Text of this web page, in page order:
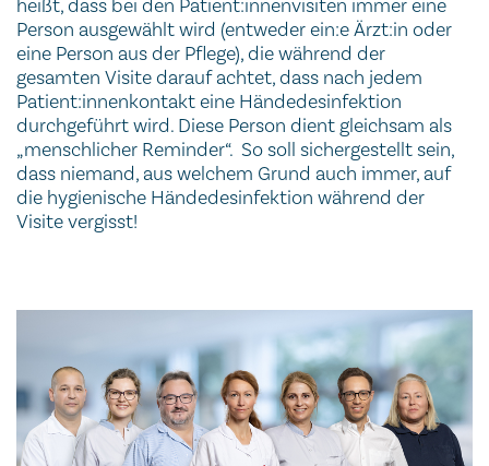
heißt, dass bei den Patient:innenvisiten immer eine
Person ausgewählt wird (entweder ein:e Ärzt:in oder
eine Person aus der Pflege), die während der
gesamten Visite darauf achtet, dass nach jedem
Patient:innenkontakt eine Händedesinfektion
durchgeführt wird. Diese Person dient gleichsam als
„menschlicher Reminder“. So soll sichergestellt sein,
dass niemand, aus welchem Grund auch immer, auf
die hygienische Händedesinfektion während der
Visite vergisst!